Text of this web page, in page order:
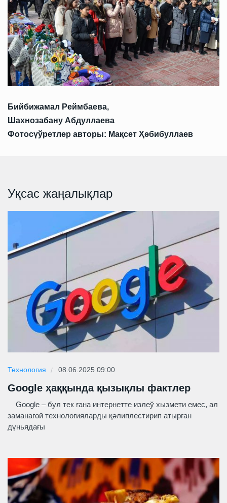
Бийбижамал Реймбаева,
Шахнозабану Абдуллаева
Фотосүўретлер авторы: Мақсет Ҳәбибуллаев
Уқсас жаңалықлар
Технология 08.06.2025 09:00
Google ҳаққында қызықлы фактлер
Google – бул тек ғана интернетте излеў хызмети емес, ал
заманагөй технологияларды қәлиплестирип атырған
дүньядағы